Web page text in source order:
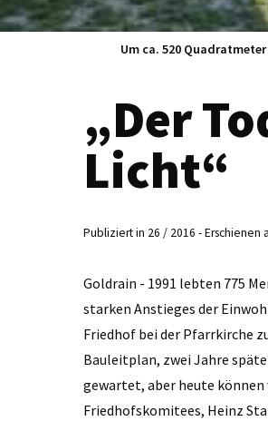
Um ca. 520
„Der
Licht“
Publiziert in 26 / 2016 - Erschienen
Goldrain - 1991 lebten 775
starken Anstieges der
Friedhof bei der Pfarrkirche
Bauleitplan, zwei Jahre
gewartet, aber heute können
Friedhofskomitees, Heinz